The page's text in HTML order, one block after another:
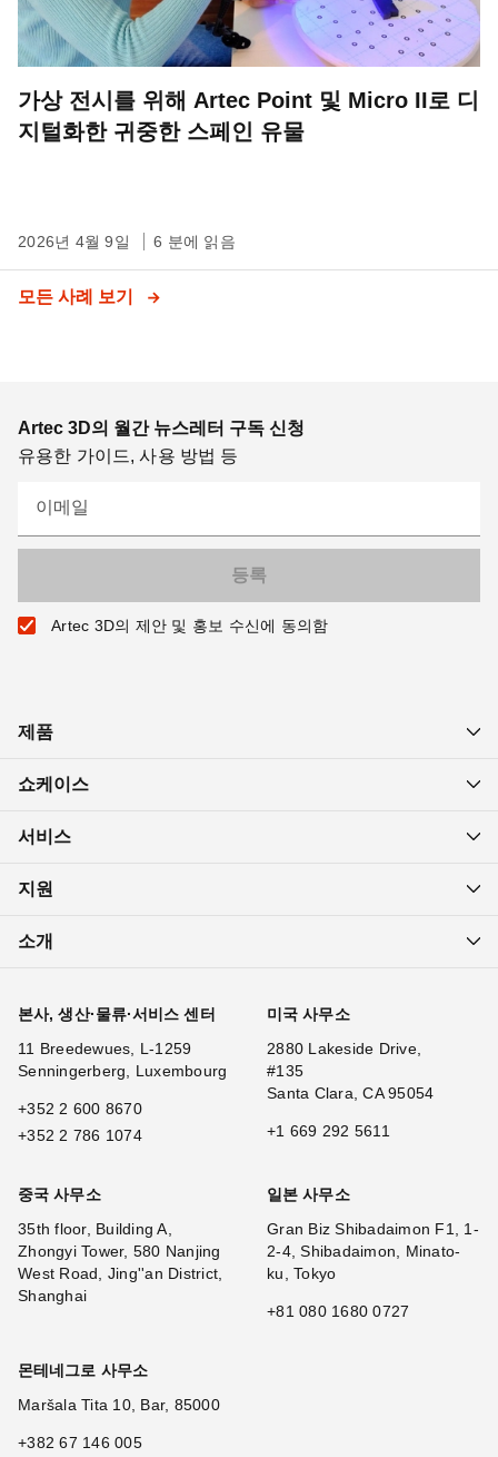
가상 전시를 위해 Artec Point 및 Micro II로 디
지털화한 귀중한 스페인 유물
2026년 4월 9일 6 분에 읽음
모든 사례 보기
Artec 3D의 월간 뉴스레터 구독 신청
유용한 가이드, 사용 방법 등
이메일
Artec 3D의 제안 및 홍보 수신에 동의함
제품
쇼케이스
서비스
지원
소개
본사, 생산·물류·서비스 센터
11 Breedewues, L-1259
Senningerberg, Luxembourg
+352 2 600 8670
+352 2 786 1074
미국 사무소
2880 Lakeside Drive,
#135
Santa Clara, CA 95054
+1 669 292 5611
중국 사무소
35th floor, Building A,
Zhongyi Tower, 580 Nanjing
West Road, Jing''an District,
Shanghai
일본 사무소
Gran Biz Shibadaimon F1, 1-
2-4, Shibadaimon, Minato-
ku, Tokyo
+81 080 1680 0727
몬테네그로 사무소
Maršala Tita 10, Bar, 85000
+382 67 146 005